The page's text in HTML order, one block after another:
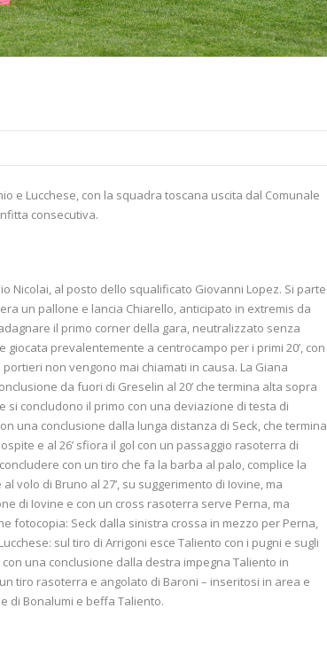
e Lucchese, con la squadra toscana uscita dal Comunale
consecutiva.
Nicolai, al posto dello squalificato Giovanni Lopez. Si parte
un pallone e lancia Chiarello, anticipato in extremis da
il primo corner della gara, neutralizzato senza
prevalentemente a centrocampo per i primi 20’, con
non vengono mai chiamati in causa. La Giana
da fuori di Greselin al 20’ che termina alta sopra
si concludono il primo con una deviazione di testa di
una conclusione dalla lunga distanza di Seck, che termina
e al 26’ sfiora il gol con un passaggio rasoterra di
con un tiro che fa la barba al palo, complice la
volo di Bruno al 27’, su suggerimento di Iovine, ma
di Iovine e con un cross rasoterra serve Perna, ma
fotocopia: Seck dalla sinistra crossa in mezzo per Perna,
sul tiro di Arrigoni esce Taliento con i pugni e sugli
una conclusione dalla destra impegna Taliento in
tiro rasoterra e angolato di Baroni – inseritosi in area e
di Bonalumi e beffa Taliento.